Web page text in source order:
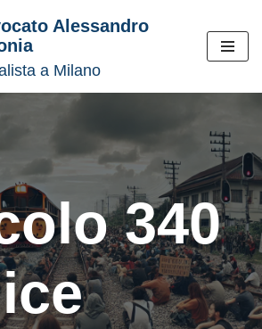
Alessandro
a Milano
340